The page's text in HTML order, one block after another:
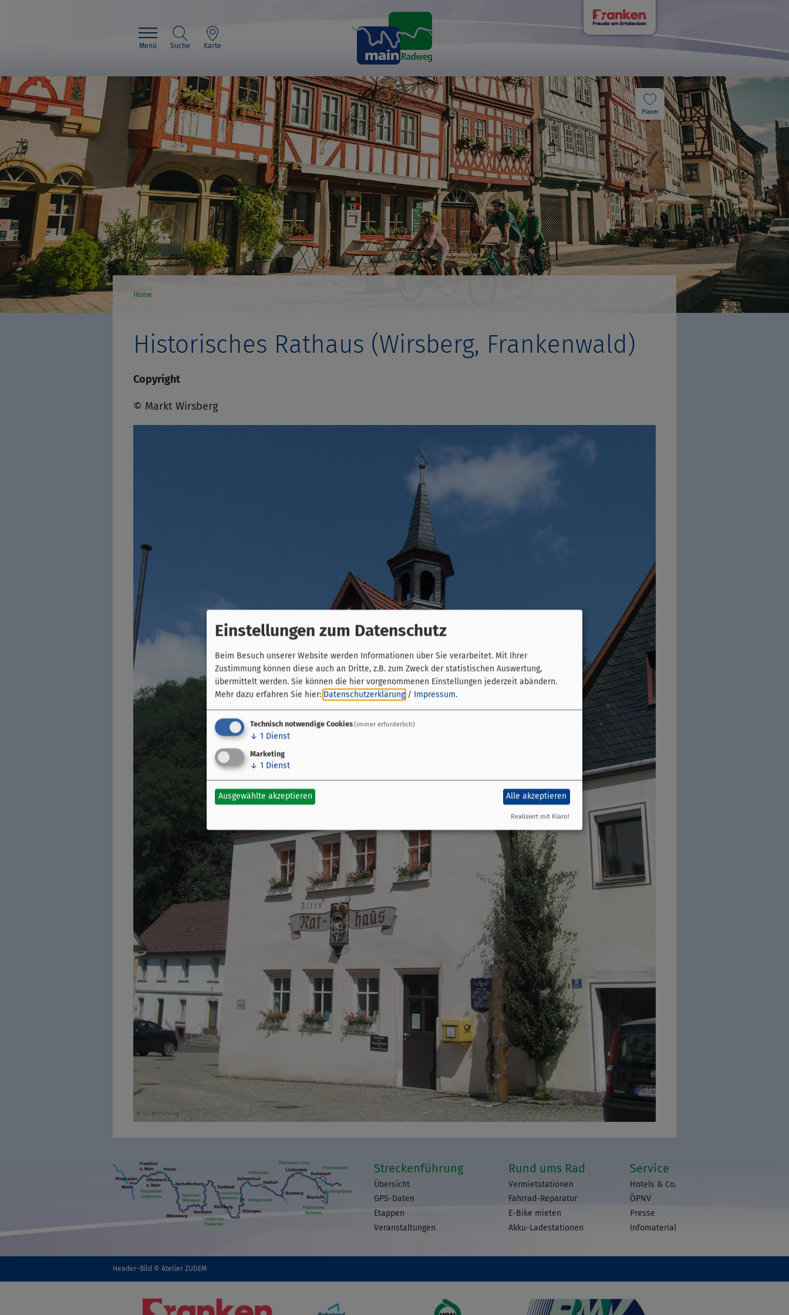
Menü Suche Karte
Planer
Home
Historisches Rathaus (Wirsberg, Frankenwald)
Copyright
© Markt Wirsberg
Streckenführung
Übersicht
GPS-Daten
Etappen
Veranstaltungen
Rund ums Rad
Vermietstationen
Fahrrad-Reparatur
E-Bike mieten
Akku-Ladestationen
Service
Hotels & Co.
ÖPNV
Presse
Infomaterial
Header-Bild © Atelier ZUDEM
Einstellungen zum Datenschutz
Beim Besuch unserer Website werden Informationen über Sie verarbeitet. Mit Ihrer
Zustimmung können diese auch an Dritte, z.B. zum Zweck der statistischen Auswertung,
übermittelt werden. Sie können die hier vorgenommenen Einstellungen jederzeit abändern.
Mehr dazu erfahren Sie hier: Datenschutzerklärung / Impressum.
Technisch notwendige Cookies(immer erforderlich)
↓ 1 Dienst
Marketing
↓ 1 Dienst
Ausgewählte akzeptieren Alle akzeptieren
Realisiert mit Klaro!